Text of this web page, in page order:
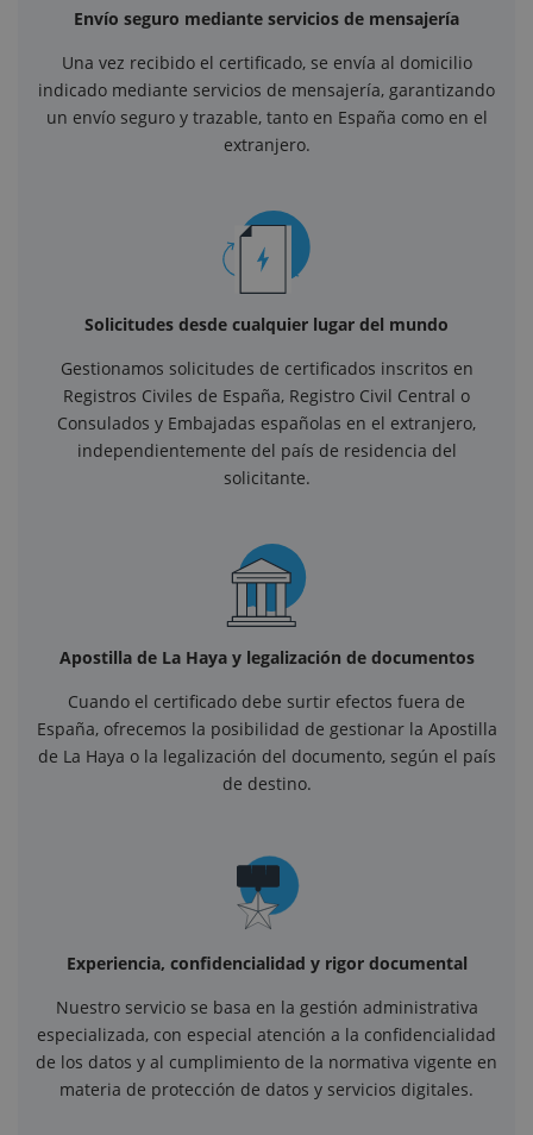
Envío seguro mediante servicios de mensajería
Una vez recibido el certificado, se envía al domicilio
indicado mediante servicios de mensajería, garantizando
un envío seguro y trazable, tanto en España como en el
extranjero.
Solicitudes desde cualquier lugar del mundo
Gestionamos solicitudes de certificados inscritos en
Registros Civiles de España, Registro Civil Central o
Consulados y Embajadas españolas en el extranjero,
independientemente del país de residencia del
solicitante.
Apostilla de La Haya y legalización de documentos
Cuando el certificado debe surtir efectos fuera de
España, ofrecemos la posibilidad de gestionar la Apostilla
de La Haya o la legalización del documento, según el país
de destino.
Experiencia, confidencialidad y rigor documental
Nuestro servicio se basa en la gestión administrativa
especializada, con especial atención a la confidencialidad
de los datos y al cumplimiento de la normativa vigente en
materia de protección de datos y servicios digitales.